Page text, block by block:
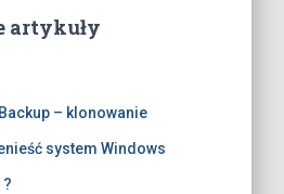
artykuły
– klonowanie
system Windows
?